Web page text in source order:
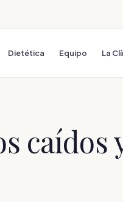
Dietética Equipo La
caídos